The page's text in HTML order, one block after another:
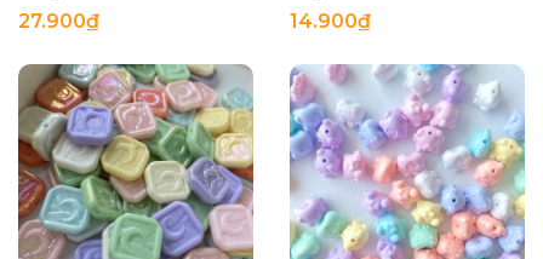
27.900₫ 14.900₫